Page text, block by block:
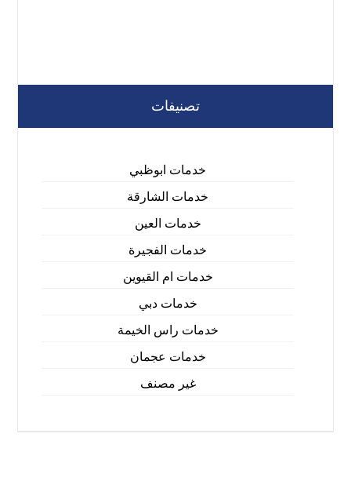
تصنيفات
خدمات ابوظبي
خدمات الشارقة
خدمات العين
خدمات الفجيرة
خدمات ام القيوين
خدمات دبي
خدمات راس الخيمة
خدمات عجمان
غير مصنف